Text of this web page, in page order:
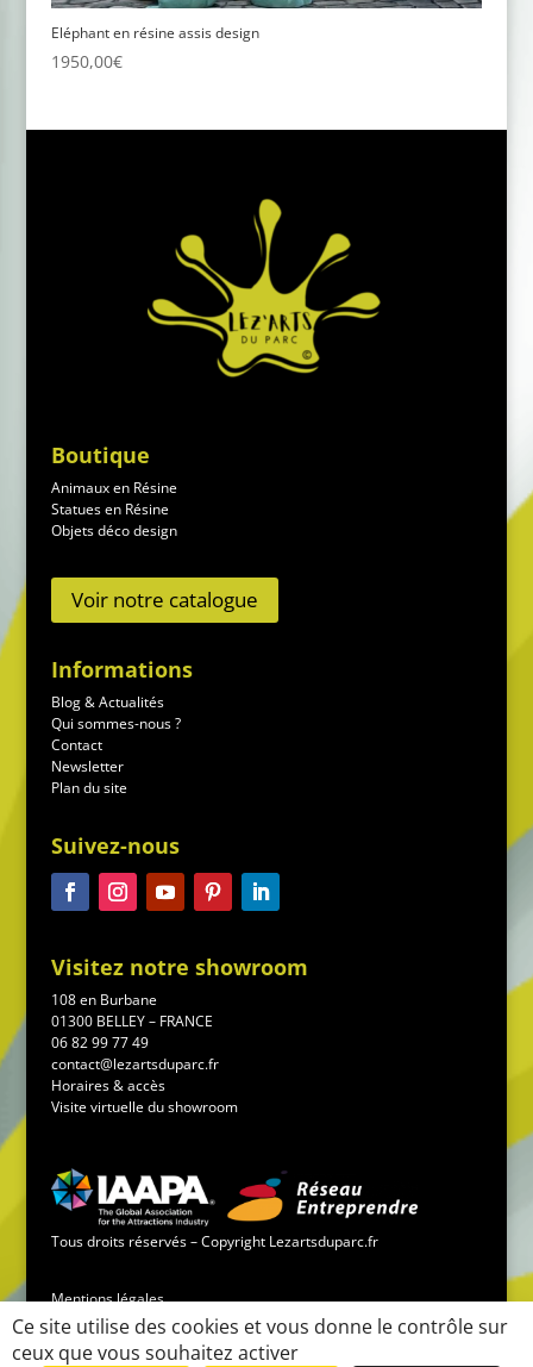
Eléphant en résine assis design
1950,00€
Boutique
Animaux en Résine
Statues en Résine
Objets déco design
Voir notre catalogue
Informations
Blog & Actualités
Qui sommes-nous ?
Contact
Newsletter
Plan du site
Suivez-nous
Visitez notre showroom
108 en Burbane
01300 BELLEY – FRANCE
06 82 99 77 49
contact@lezartsduparc.fr
Horaires & accès
Visite virtuelle du showroom
Tous droits réservés – Copyright Lezartsduparc.fr
Mentions légales
Conditions générales de vente
Ce site utilise des cookies et vous donne le contrôle sur
ceux que vous souhaitez activer